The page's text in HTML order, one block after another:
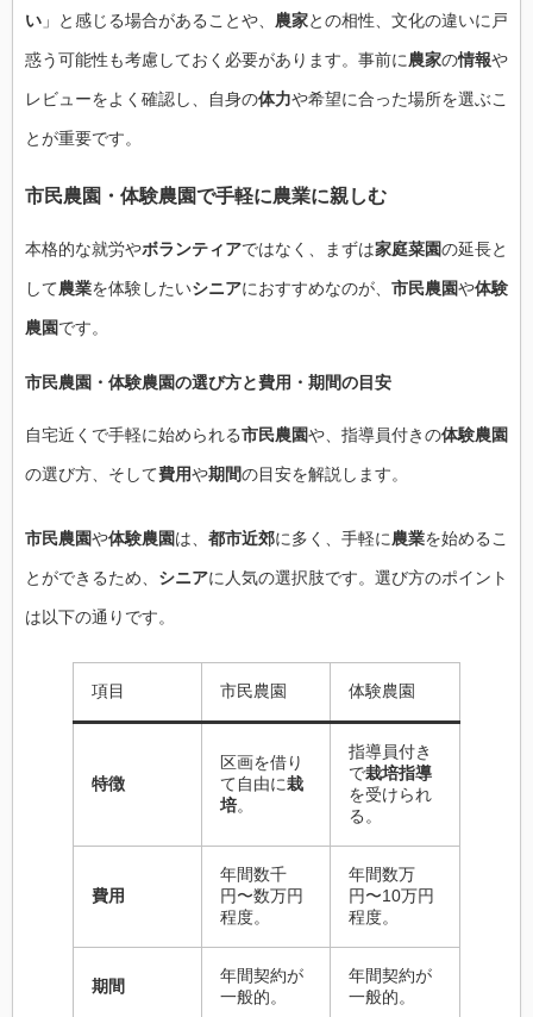
い 」と感じる場合があることや、 農家との相性、文化の違いに戸
惑う可能性も考慮しておく必要があります。事前に農家の情報や
レビューをよく確認し、自身の体力や希望に合った場所を選ぶこ
とが重要です。
市民農園 ・ 体験農園で手軽に農業に親しむ
本格的な就労やボランティアではなく、まずは家庭菜園の延長と
して農業を体験したいシニアにおすすめなのが、 市民農園や体験
農園です。
市民農園 ・ 体験農園の選び方と費用 ・ 期間の目安
自宅近くで手軽に始められる市民農園や、指導員付きの体験農園
の選び方、そして費用や期間の目安を解説します。
市民農園や体験農園は、 都市近郊に多く、手軽に農業を始めるこ
とができるため、 シニアに人気の選択肢です。選び方のポイント
は以下の通りです。
項目 市民農園 体験農園
特徴
区画を借り
て自由に栽
培。
指導員付き
で栽培指導
を受けられ
る。
費用
年間数千
円〜数万円
程度。
年間数万
円〜10万円
程度。
期間
年間契約が
一般的。
年間契約が
一般的。